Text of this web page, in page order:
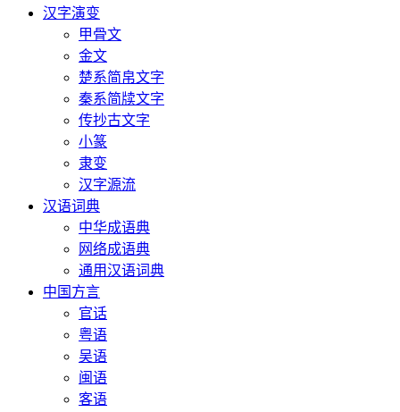
汉字演变
甲骨文
金文
楚系简帛文字
秦系简牍文字
传抄古文字
小篆
隶变
汉字源流
汉语词典
中华成语典
网络成语典
通用汉语词典
中国方言
官话
粤语
吴语
闽语
客语